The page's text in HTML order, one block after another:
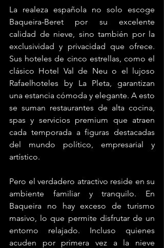
La realeza española no solo escoge
Baqueira-Beret por su excelente
calidad de nieve, sino también por la
exclusividad y privacidad que ofrece.
Sus hoteles de cinco estrellas, como el
clásico Hotel Val de Neu o el lujoso
Rafaelhoteles by La Pleta, garantizan
una estancia cómoda y elegante. A esto
se suman restaurantes de alta cocina,
spas y servicios premium que atraen
cada temporada a figuras destacadas
del mundo político, empresarial y
artístico.
Pero el verdadero atractivo reside en su
ambiente familiar y tranquilo. En
Baqueira no hay exceso de turismo
masivo, lo que permite disfrutar de un
entorno relajado. Incluso quienes
acuden por primera vez a la nieve